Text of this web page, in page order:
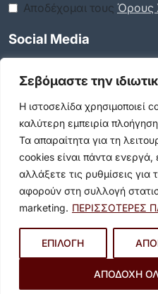
Σεβόμαστε την
Η ιστοσελίδα χρησιμοποιεί
καλύτερη εμπειρία
Τα απαραίτητα για τη
cookies είναι πάντα ενεργά,
αλλάξετε τις ρυθμίσεις για
αφορούν στη συλλογή
marketing. ΠΕΡΙΣΣΟΤΕΡΕΣ
ΕΠΙΛΟΓΗ
ΑΠΟΔΟΧΗ
Αποδέχομαι τους Όρους
Social Media
Αρχείο
ΑΎΓΟΥΣΤΟΣ 2026 (10)
ΙΟΎΛΙΟΣ 2026 (55)
ΙΟΎΝΙΟΣ 2026 (46)
ΜΆΙΟΣ 2026 (59)
ΑΠΡΊΛΙΟΣ 2026 (40)
ΜΆΡΤΙΟΣ 2026 (51)
ΦΕΒΡΟΥΆΡΙΟΣ 2026 (40)
ΙΑΝΟΥΆΡΙΟΣ 2026 (31)
ΔΕΚΈΜΒΡΙΟΣ 2025 (64)
ΝΟΈΜΒΡΙΟΣ 2025 (65)
ΟΚΤΏΒΡΙΟΣ 2025 (81)